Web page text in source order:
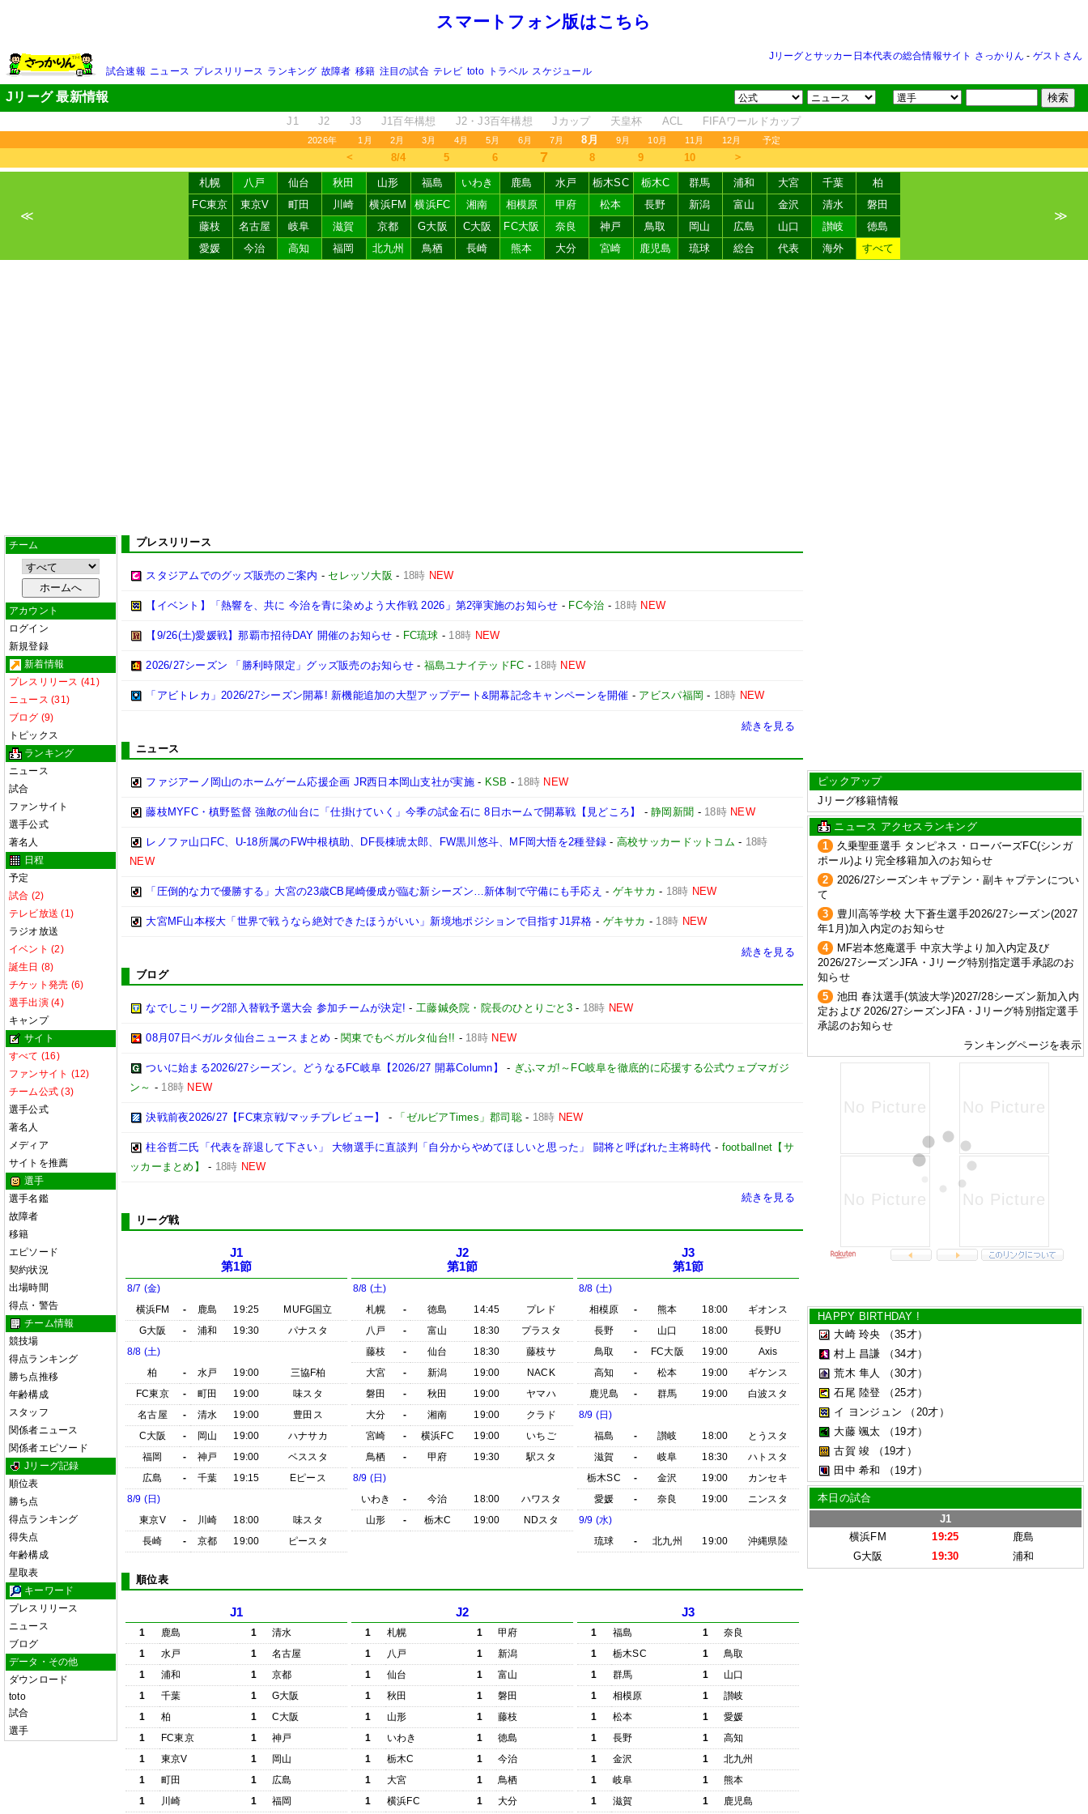
スマートフォン版はこちら
Jリーグとサッカー日本代表の総合情報サイト さっかりん - ゲストさん
試合速報 ニュース プレスリリース ランキング 故障者 移籍 注目の試合 テレビ toto トラベル スケジュール
Jリーグ 最新情報
J1 J2 J3 J1百年構想 J2・J3百年構想 Jカップ 天皇杯 ACL FIFAワールドカップ
2026年 1月 2月 3月 4月 5月 6月 7月 8月 9月 10月 11月 12月 予定
＜ 8/4 5 6 7 8 9 10 ＞
≪
札幌 八戸 仙台 秋田 山形 福島 いわき 鹿島 水戸 栃木SC 栃木C 群馬 浦和 大宮 千葉
柏
FC東京
東京V 町田 川崎 横浜FM 横浜FC 湘南 相模原 甲府 松本 長野 新潟 富山 金沢 清水
磐田
藤枝
名古屋 岐阜 滋賀 京都 G大阪 C大阪 FC大阪 奈良 神戸 鳥取 岡山 広島 山口 讃岐
徳島
愛媛
今治 高知 福岡 北九州 鳥栖 長崎 熊本 大分 宮崎 鹿児島 琉球 総合 代表 海外 すべて
≫
チーム
アカウント
ログイン
新規登録
新着情報
プレスリリース (41)
ニュース (31)
ブログ (9)
トピックス
ランキング
ニュース
試合
ファンサイト
選手公式
著名人
日程
予定
試合 (2)
テレビ放送 (1)
ラジオ放送
イベント (2)
誕生日 (8)
チケット発売 (6)
選手出演 (4)
キャンプ
サイト
すべて (16)
ファンサイト (12)
チーム公式 (3)
選手公式
著名人
メディア
サイトを推薦
選手
選手名鑑
故障者
移籍
エピソード
契約状況
出場時間
得点・警告
チーム情報
競技場
得点ランキング
勝ち点推移
年齢構成
スタッフ
関係者ニュース
関係者エピソード
Jリーグ記録
順位表
勝ち点
得点ランキング
得失点
年齢構成
星取表
キーワード
プレスリリース
ニュース
ブログ
データ・その他
ダウンロード
toto
試合
選手
プレスリリース
スタジアムでのグッズ販売のご案内 - セレッソ大阪 - 18時 NEW
【イベント】「熱響を、共に 今治を青に染めよう大作戦 2026」第2弾実施のお知らせ - FC今治 - 18時 NEW
【9/26(土)愛媛戦】那覇市招待DAY 開催のお知らせ - FC琉球 - 18時 NEW
2026/27シーズン 「勝利時限定」グッズ販売のお知らせ - 福島ユナイテッドFC - 18時 NEW
「アビトレカ」2026/27シーズン開幕! 新機能追加の大型アップデート&開幕記念キャンペーンを開催 - アビスパ福岡 - 18時 NEW
続きを見る
ニュース
ファジアーノ岡山のホームゲーム応援企画 JR西日本岡山支社が実施- KSB - 18時 NEW
藤枝MYFC・槙野監督 強敵の仙台に「仕掛けていく」今季の試金石に 8日ホームで開幕戦【見どころ】 -静岡新聞 - 18時 NEW
レノファ山口FC、U-18所属のFW中根槙助、DF長棟琥太郎、FW黒川悠斗、MF岡大悟を2種登録 - 高校サッカードットコム - 18時
NEW
「圧倒的な力で優勝する」大宮の23歳CB尾崎優成が臨む新シーズン…新体制で守備にも手応え - ゲキサカ - 18時 NEW
大宮MF山本桜大「世界で戦うなら絶対できたほうがいい」新境地ポジションで目指すJ1昇格 - ゲキサカ - 18時 NEW
続きを見る
ブログ
なでしこリーグ2部入替戦予選大会 参加チームが決定! -工藤鍼灸院・院長のひとりごと3 - 18時 NEW
08月07日ベガルタ仙台ニュースまとめ - 関東でもベガルタ仙台!! - 18時 NEW
ついに始まる2026/27シーズン。どうなるFC岐阜【2026/27 開幕Column】 - ぎふマガ!～FC岐阜を徹底的に応援する公式ウェブマガジ
ン～ - 18時 NEW
決戦前夜2026/27【FC東京戦/マッチプレビュー】 - 「ゼルビアTimes」郡司聡 - 18時 NEW
柱谷哲二氏「代表を辞退して下さい」 大物選手に直談判「自分からやめてほしいと思った」 闘将と呼ばれた主将時代 - footballnet【サ
ッカーまとめ】
- 18時 NEW
続きを見る
リーグ戦
J1
第1節
8/7 (金)
横浜FM
- 鹿島 19:25
MUFG国立
G大阪
- 浦和 19:30
パナスタ
8/8 (土)
柏
- 水戸 19:00
三協F柏
FC東京
- 町田 19:00
味スタ
名古屋
- 清水 19:00
豊田ス
C大阪
- 岡山 19:00
ハナサカ
福岡
- 神戸 19:00
ベススタ
広島
- 千葉 19:15
Eピース
8/9 (日)
東京V
- 川崎 18:00
味スタ
長崎
- 京都 19:00 ピースタ
J2
第1節
8/8 (土)
札幌
- 徳島 14:45
プレド
八戸
- 富山 18:30
プラスタ
藤枝
- 仙台 18:30
藤枝サ
大宮
- 新潟 19:00
NACK
磐田
- 秋田 19:00
ヤマハ
大分
- 湘南 19:00
クラド
宮崎
- 横浜FC 19:00
いちご
鳥栖
- 甲府 19:30
駅スタ
8/9 (日)
いわき
- 今治 18:00
ハワスタ
山形
- 栃木C 19:00 NDスタ
J3
第1節
8/8 (土)
相模原
- 熊本 18:00
ギオンス
長野
- 山口 18:00
長野U
鳥取
- FC大阪 19:00
Axis
高知
- 松本 19:00
ギケンス
鹿児島
- 群馬 19:00
白波スタ
8/9 (日)
福島
- 讃岐 18:00
とうスタ
滋賀
- 岐阜 18:30
ハトスタ
栃木SC
- 金沢 19:00
カンセキ
愛媛
- 奈良 19:00
ニンスタ
9/9 (水)
琉球
- 北九州 19:00 沖縄県陸
順位表
J1
1 鹿島 1
清水
1
水戸 1
名古屋
1
浦和 1
京都
1
千葉 1
G大阪
1
柏 1
C大阪
1
FC東京 1
神戸
1
東京V 1
岡山
1
町田 1
広島
1
川崎 1 福岡
J2
1 札幌 1
甲府
1
八戸 1
新潟
1
仙台 1
富山
1
秋田 1
磐田
1
山形 1
藤枝
1
いわき 1
徳島
1
栃木C 1
今治
1
大宮 1
鳥栖
1
横浜FC 1 大分
J3
1 福島 1
奈良
1
栃木SC 1
鳥取
1
群馬 1
山口
1
相模原 1
讃岐
1
松本 1
愛媛
1
長野 1
高知
1
金沢 1
北九州
1
岐阜 1
熊本
1
滋賀 1 鹿児島
ピックアップ
Jリーグ移籍情報
ニュース アクセスランキング
1
久乗聖亜選手 タンピネス・ローバーズFC(シンガ
ポール)より完全移籍加入のお知らせ
2
2026/27シーズンキャプテン・副キャプテンについ
て
3
豊川高等学校 大下蒼生選手2026/27シーズン(2027
年1月)加入内定のお知らせ
4
MF岩本悠庵選手 中京大学より加入内定及び
2026/27シーズンJFA・Jリーグ特別指定選手承認のお
知らせ
5
池田 春汰選手(筑波大学)2027/28シーズン新加入内
定および 2026/27シーズンJFA・Jリーグ特別指定選手
承認のお知らせ
ランキングページを表示
HAPPY BIRTHDAY !
大崎 玲央
（35才）
村上 昌謙
（34才）
荒木 隼人
（30才）
石尾 陸登
（25才）
イ ヨンジュン
（20才）
大藤 颯太
（19才）
古賀 竣
（19才）
田中 希和
（19才）
本日の試合
J1
横浜FM
19:25
鹿島
G大阪
19:30 浦和